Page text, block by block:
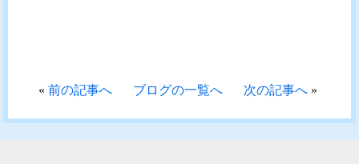
«前の記事へ ブログの一覧へ 次の記事へ»